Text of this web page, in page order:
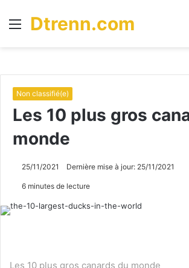
Menu
Dtrenn.com
Non classifié(e)
Les 10 plus gros
monde
25/11/2021 Dernière mise à jour: 25/11/2021
6 minutes de lecture
Les 10 plus gros canards du monde